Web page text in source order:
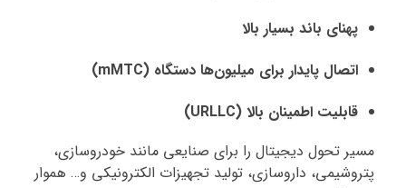
پهنای باند بسیار بالا
اتصال پایدار برای میلیون‌ها دستگاه (mMTC)
قابلیت اطمینان بالا (URLLC)
مسیر تحول دیجیتال را برای صنایعی مانند خودروسازی،
پتروشیمی، داروسازی، تولید تجهیزات الکترونیکی و… هموار